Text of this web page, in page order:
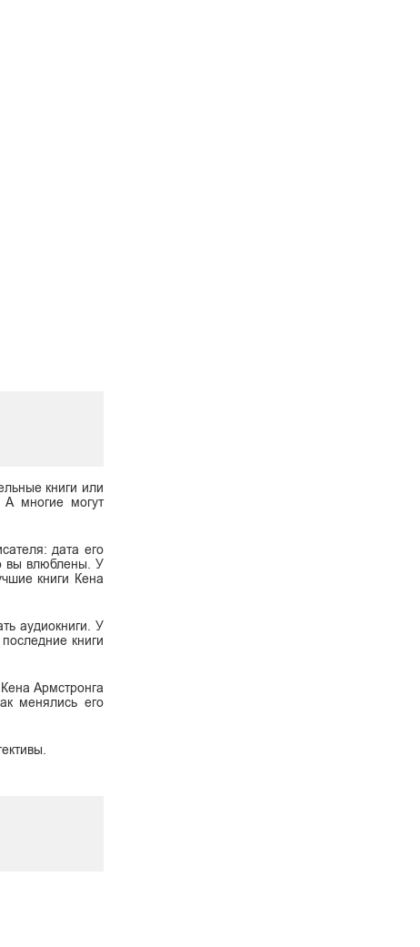
книги или
А многие могут
дата его
вы влюблены. У
книги Кена
аудиокниги. У
книги
Армстронга
менялись его